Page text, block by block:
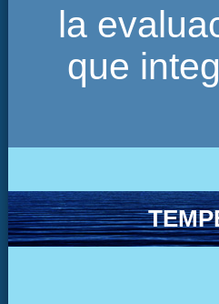
la
que